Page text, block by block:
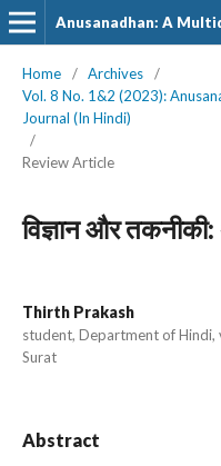
Home / Archives
/
Vol. 8 No. 1&2 (2023):
Journal (In Hindi)
/
Review Article
विज्ञान और तकनीकी:
Thirth Prakash
student, Department of Hindi,
Surat
Abstract